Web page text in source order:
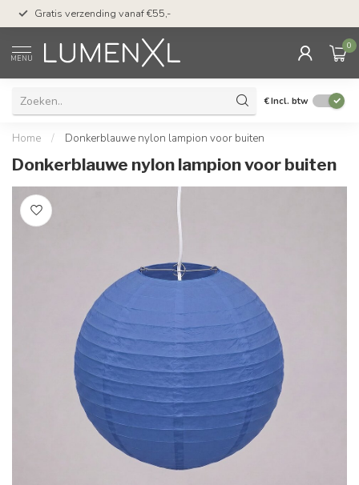
Gratis verzending vanaf €55,-
MENU
0
€Incl. btw
Home / Donkerblauwe nylon lampion voor buiten
Donkerblauwe nylon lampion voor buiten